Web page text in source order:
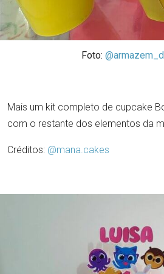
Foto:
Mais um kit completo de cupcake
com o restante dos elementos da
Créditos: @mana.cakes